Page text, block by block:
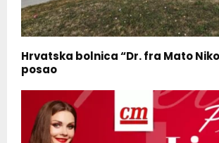
Hrvatska bolnica “Dr. fra Mato
posao